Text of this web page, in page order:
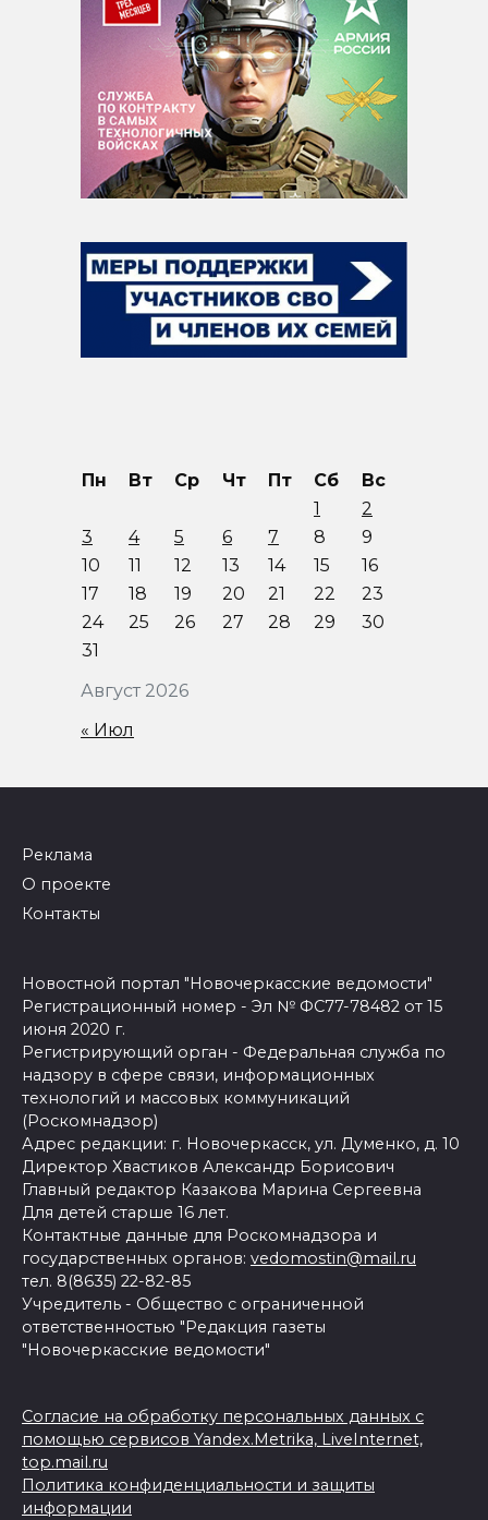
Август 2026
Пн Вт Ср Чт Пт Сб
Вс
1
2
3
4 5 6 7 8
9
10
11 12 13 14 15
16
17
18 19 20 21 22
23
24
25 26 27 28 29
30
31
« Июл
Реклама
О проекте
Контакты
Новостной портал "Новочеркасские ведомости"
Регистрационный номер - Эл № ФС77-78482 от 15
июня 2020 г.
Регистрирующий орган - Федеральная служба по
надзору в сфере связи, информационных
технологий и массовых коммуникаций
(Роскомнадзор)
Адрес редакции: г. Новочеркасск, ул. Думенко, д. 10
Директор Хвастиков Александр Борисович
Главный редактор Казакова Марина Сергеевна
Для детей старше 16 лет.
Контактные данные для Роскомнадзора и
государственных органов: vedomostin@mail.ru
тел. 8(8635) 22-82-85
Учредитель - Общество с ограниченной
ответственностью "Редакция газеты
"Новочеркасские ведомости"
Согласие на обработку персональных данных с
помощью сервисов Yandex.Metrika, LiveInternet,
top.mail.ru
Политика конфиденциальности и защиты
информации